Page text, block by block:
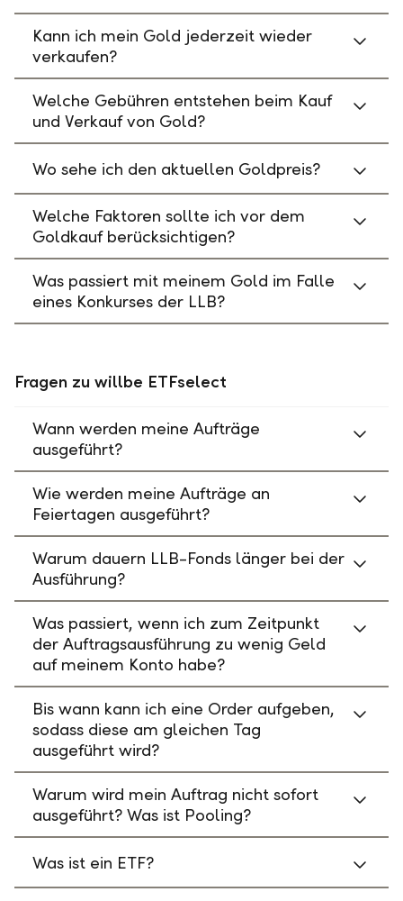
Kann ich mein Gold jederzeit wieder
verkaufen?
Welche Gebühren entstehen beim Kauf
und Verkauf von Gold?
Wo sehe ich den aktuellen Goldpreis?
Welche Faktoren sollte ich vor dem
Goldkauf berücksichtigen?
Was passiert mit meinem Gold im Falle
eines Konkurses der LLB?
Fragen zu willbe ETFselect
Wann werden meine Aufträge
ausgeführt?
Wie werden meine Aufträge an
Feiertagen ausgeführt?
Warum dauern LLB-Fonds länger bei der
Ausführung?
Was passiert, wenn ich zum Zeitpunkt
der Auftragsausführung zu wenig Geld
auf meinem Konto habe?
Bis wann kann ich eine Order aufgeben,
sodass diese am gleichen Tag
ausgeführt wird?
Warum wird mein Auftrag nicht sofort
ausgeführt? Was ist Pooling?
Was ist ein ETF?